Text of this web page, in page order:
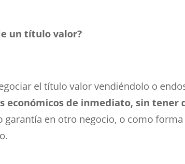
un título valor?
el título valor vendiéndolo o
económicos de inmediato, sin
en otro negocio, o como